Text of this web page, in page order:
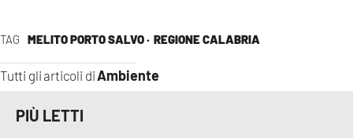
TAG MELITO PORTO SALVO · REGIONE CALABRIA
Tutti gli articoli diAmbiente
PIÙ LETTI